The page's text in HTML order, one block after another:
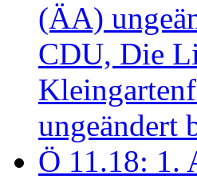
(ÄA)
CDU, Die
ungeändert
Ö 11.18: 1.